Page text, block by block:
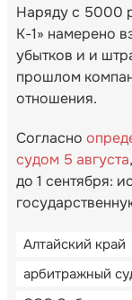
Наряду с 5000
К-1» намерено
убытков и и
прошлом
отношения.
Согласно
судом 5 августа
до 1 сентября:
Алтайский край
арбитражный